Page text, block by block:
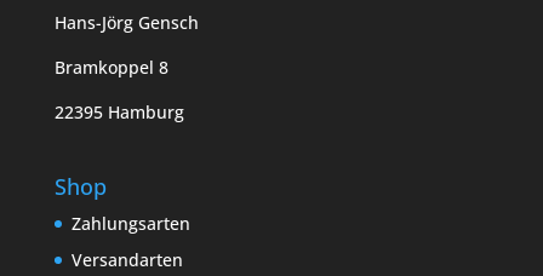
Hans-Jörg Gensch
Bramkoppel 8
22395 Hamburg
Shop
Zahlungsarten
Versandarten